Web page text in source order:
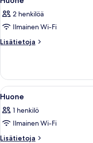
Terrace
Single)
kaikki
huonetyypin
Huone
kuvat
2 henkilöä
Ilmainen Wi-Fi
Lisätietoja
Lisätietoja
Avaa
kaikki
huonetyypin
Huone
kuvat
7
Huone
1 henkilö
Ilmainen Wi-Fi
Lisätietoja
Lisätietoja